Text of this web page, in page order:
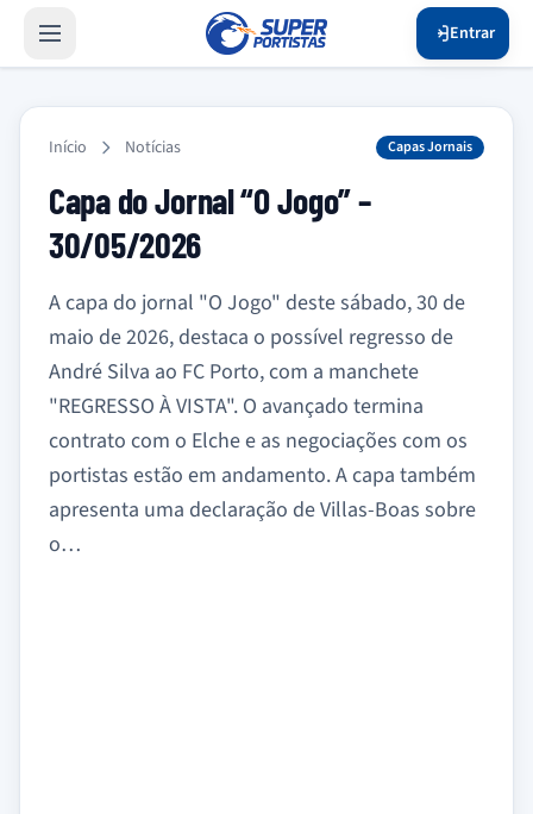
Entrar
Início Notícias Capas Jornais
Capa do Jornal “O Jogo” –
30/05/2026
A capa do jornal "O Jogo" deste sábado, 30 de
maio de 2026, destaca o possível regresso de
André Silva ao FC Porto, com a manchete
"REGRESSO À VISTA". O avançado termina
contrato com o Elche e as negociações com os
portistas estão em andamento. A capa também
apresenta uma declaração de Villas-Boas sobre
o…